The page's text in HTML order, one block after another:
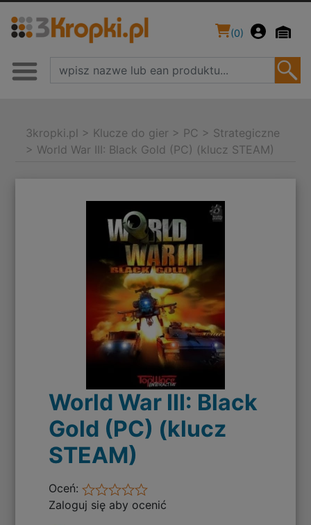
(0)
3kropki.pl > Klucze do gier > PC > Strategiczne
> World War III: Black Gold (PC) (klucz STEAM)
World War III: Black
Gold (PC) (klucz
STEAM)
Oceń:
Zaloguj się aby ocenić